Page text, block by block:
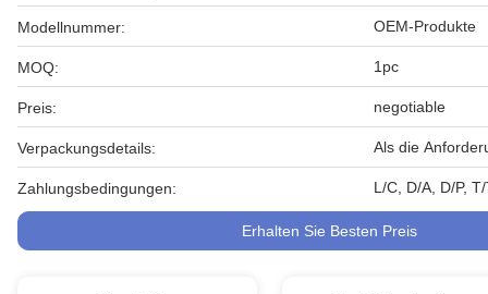
Modellnummer: OEM-Produkte
MOQ: 1pc
Preis: negotiable
Verpackungsdetails: Als die
Zahlungsbedingungen: L/C, D/A, D/P,
Erhalten Sie Besten Preis